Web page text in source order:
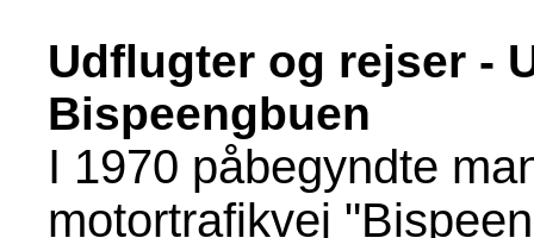
Udflugter og rejser -
Bispeengbuen
I 1970 påbegyndte
motortrafikvej